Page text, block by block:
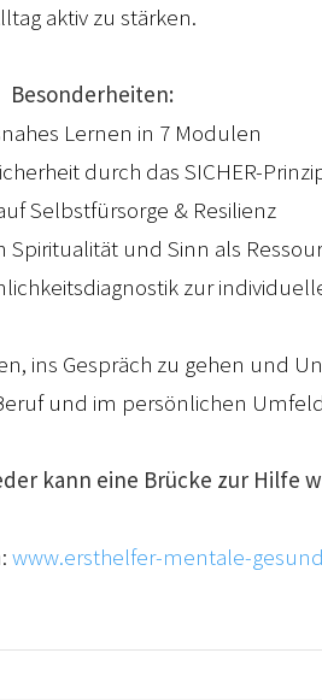
aktiv zu stärken.
Besonderheiten:
Lernen in 7 Modulen
durch das SICHER-
Selbstfürsorge & Resilienz
und Sinn als
zur
ins Gespräch zu gehen und
und im persönlichen
kann eine Brücke zur Hilfe
www.ersthelfer-mentale-